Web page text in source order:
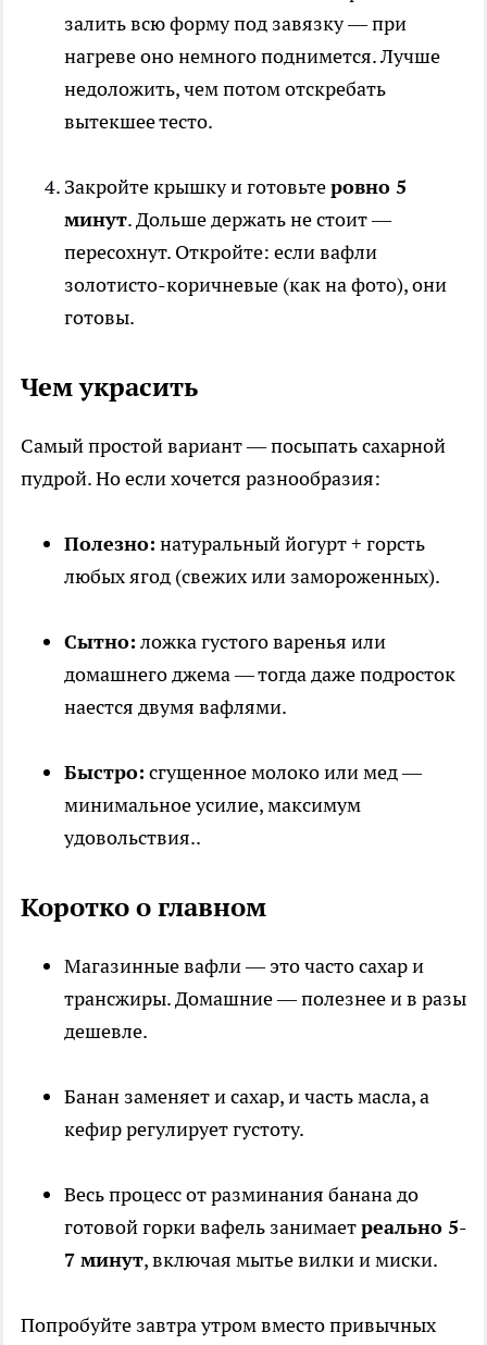
залить всю форму под завязку — при
нагреве оно немного поднимется. Лучше
недоложить, чем потом отскребать
вытекшее тесто.
Закройте крышку и готовьтеровно 5
минут. Дольше держать не стоит —
пересохнут. Откройте: если вафли
золотисто-коричневые (как на фото), они
готовы.
Чем украсить
Самый простой вариант — посыпать сахарной
пудрой. Но если хочется разнообразия:
Полезно: натуральный йогурт + горсть
любых ягод (свежих или замороженных).
Сытно: ложка густого варенья или
домашнего джема — тогда даже подросток
наестся двумя вафлями.
Быстро: сгущенное молоко или мед —
минимальное усилие, максимум
удовольствия..
Коротко о главном
Магазинные вафли — это часто сахар и
трансжиры. Домашние — полезнее и в разы
дешевле.
Банан заменяет и сахар, и часть масла, а
кефир регулирует густоту.
Весь процесс от разминания банана до
готовой горки вафель занимаетреально 5-
7 минут, включая мытье вилки и миски.
Попробуйте завтра утром вместо привычных